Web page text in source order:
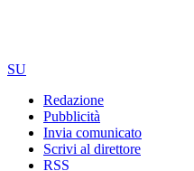
SU
Redazione
Pubblicità
Invia comunicato
Scrivi al direttore
RSS